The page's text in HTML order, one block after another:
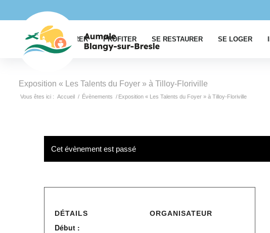
EXPLORER PROFITER SE RESTAURER SE LOGER
Exposition « Les Talents du Foyer » à Tilloy-Floriville
Vous êtes ici : Accueil / Évènements / Exposition « Les Talents du Foyer » à Tilloy-Floriville
Cet évènement est passé
DÉTAILS
Début :
ORGANISATEUR